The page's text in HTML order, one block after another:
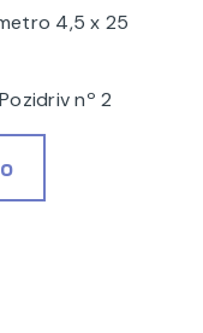
4,5 x 25
nº 2